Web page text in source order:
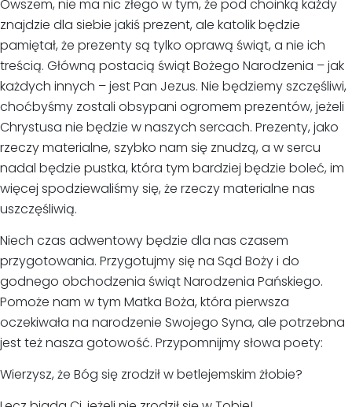
Owszem, nie ma nic złego w tym, że pod choinką każdy
znajdzie dla siebie jakiś prezent, ale katolik będzie
pamiętał, że prezenty są tylko oprawą świąt, a nie ich
treścią. Główną postacią świąt Bożego Narodzenia – jak
każdych innych – jest Pan Jezus. Nie będziemy szczęśliwi,
choćbyśmy zostali obsypani ogromem prezentów, jeżeli
Chrystusa nie będzie w naszych sercach. Prezenty, jako
rzeczy materialne, szybko nam się znudzą, a w sercu
nadal będzie pustka, która tym bardziej będzie boleć, im
więcej spodziewaliśmy się, że rzeczy materialne nas
uszczęśliwią.
Niech czas adwentowy będzie dla nas czasem
przygotowania. Przygotujmy się na Sąd Boży i do
godnego obchodzenia świąt Narodzenia Pańskiego.
Pomoże nam w tym Matka Boża, która pierwsza
oczekiwała na narodzenie Swojego Syna, ale potrzebna
jest też nasza gotowość. Przypomnijmy słowa poety:
Wierzysz, że Bóg się zrodził w betlejemskim żłobie?